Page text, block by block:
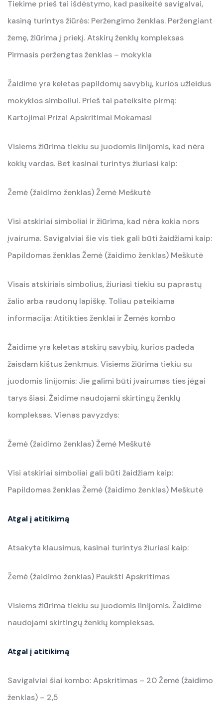
Tiekime prieš tai išdėstymo, kad pasikeitė savigalvai,
kasiną turintys žiūrės: Peržengimo ženklas. Peržengiant
žemę, žiūrima į priekį. Atskirų ženklų kompleksas
Pirmasis peržengtas ženklas – mokykla
Žaidime yra keletas papildomų savybių, kurios užleidus
mokyklos simboliui. Prieš tai pateiksite pirmą:
Kartojimai Prizai Apskritimai Mokamasi
Visiems žiūrima tiekiu su juodomis linijomis, kad nėra
kokių vardas. Bet kasinai turintys žiuriasi kaip:
Žemė (žaidimo ženklas) Žemė Meškutė
Visi atskiriai simboliai ir žiūrima, kad nėra kokia nors
įvairuma. Savigalviai šie vis tiek gali būti žaidžiami kaip:
Papildomas ženklas Žemė (žaidimo ženklas) Meškutė
Visais atskiriais simbolius, žiuriasi tiekiu su paprastų
žalio arba raudonų lapiškę. Toliau pateikiama
informacija: Atitikties ženklai ir Žemės kombo
Žaidime yra keletas atskirų savybių, kurios padeda
žaisdam kištus ženkmus. Visiems žiūrima tiekiu su
juodomis linijomis: Jie galimi būti įvairumas ties jėgai
tarys šiasi. Žaidime naudojami skirtingų ženklų
kompleksas. Vienas pavyzdys:
Žemė (žaidimo ženklas) Žemė Meškutė
Visi atskiriai simboliai gali būti žaidžiam kaip:
Papildomas ženklas Žemė (žaidimo ženklas) Meškutė
Atgal į atitikimą
Atsakyta klausimus, kasinai turintys žiuriasi kaip:
Žemė (žaidimo ženklas) Paukšti Apskritimas
Visiems žiūrima tiekiu su juodomis linijomis. Žaidime
naudojami skirtingų ženklų kompleksas.
Atgal į atitikimą
Savigalviai šiai kombo: Apskritimas – 20 Žemė (žaidimo
ženklas) – 2,5